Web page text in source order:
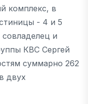
комплекс, в
- 4 и 5
и
КВС Сергей
суммарно 262
двух